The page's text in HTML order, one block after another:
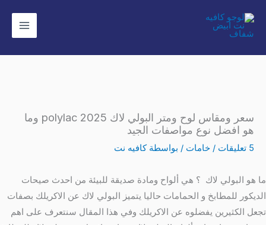
إلى
المحتوى
سعر ومقاس لوح ومتر البولي لاك 2025 polylac وما
هو افضل نوع مواصفات الجيد
5 تعليقات / خامات / بواسطة كافيه نت
ما هو البولي لاك ؟ هي ألواح ومادة صديقة للبيئة من احدث صيحات
الديكور للمطابخ و الحمامات حاليا يتميز البولي لاك عن الاكريلك بصفات
تجعل الكثيرين يفضلوه عن الاكريلك وفي هذا المقال سنتعرف على اهم